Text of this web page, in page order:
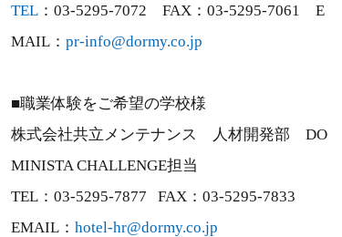
TEL ：03-5295-7072 FAX：03-5295-7061 E
MAIL： pr-info@dormy.co.jp
■職業体験をご希望の学校様
株式会社共立メンテナンス 人材開発部 DO
MINISTA CHALLENGE担当
TEL：03-5295-7877 FAX：03-5295-7833
EMAIL： hotel-hr@dormy.co.jp